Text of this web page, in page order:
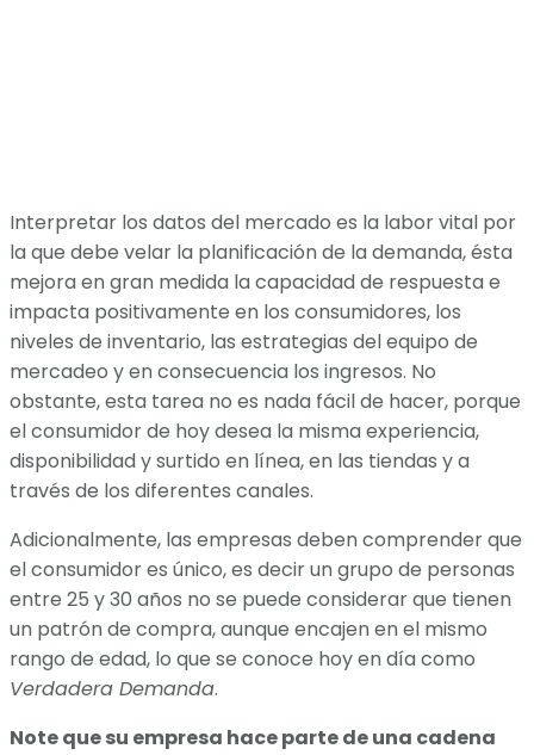
Interpretar los datos del mercado es la labor vital por
la que debe velar la planificación de la demanda, ésta
mejora en gran medida la capacidad de respuesta e
impacta positivamente en los consumidores, los
niveles de inventario, las estrategias del equipo de
mercadeo y en consecuencia los ingresos. No
obstante, esta tarea no es nada fácil de hacer, porque
el consumidor de hoy desea la misma experiencia,
disponibilidad y surtido en línea, en las tiendas y a
través de los diferentes canales.
Adicionalmente, las empresas deben comprender que
el consumidor es único, es decir un grupo de personas
entre 25 y 30 años no se puede considerar que tienen
un patrón de compra, aunque encajen en el mismo
rango de edad, lo que se conoce hoy en día como
Verdadera Demanda.
Note que su empresa hace parte de una cadena